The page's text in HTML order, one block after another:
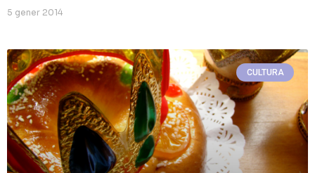
5 gener 2014
CULTURA